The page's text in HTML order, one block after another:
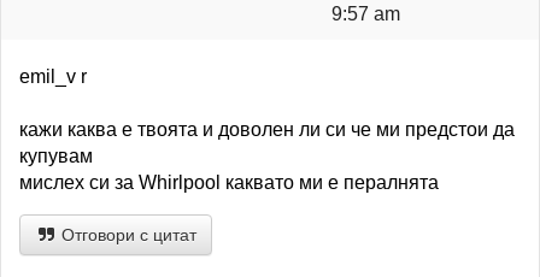
9:57 am
emil_v r
кажи каква е твоята и доволен ли си че ми предстои да
купувам
мислех си за Whirlpool каквато ми е пералнята
Отговори с цитат